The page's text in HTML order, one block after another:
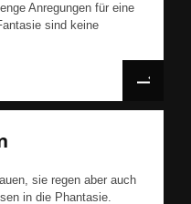
Anregungen für eine
sind keine
sie regen aber auch
in die Phantasie.